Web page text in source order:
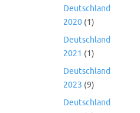
Deutschland
2020 (1)
Deutschland
2021 (1)
Deutschland
2023 (9)
Deutschland